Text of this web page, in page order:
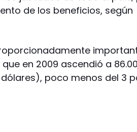
de los beneficios, según
en 2009 ascendió a
poco menos del 3